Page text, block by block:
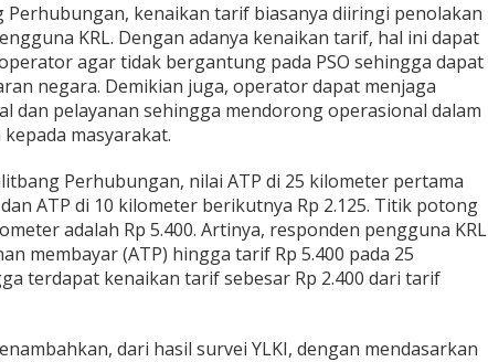
Perhubungan, kenaikan tarif biasanya diiringi penolakan
KRL. Dengan adanya kenaikan tarif, hal ini dapat
agar tidak bergantung pada PSO sehingga dapat
negara. Demikian juga, operator dapat menjaga
dan pelayanan sehingga mendorong operasional dalam
masyarakat.
Perhubungan, nilai ATP di 25 kilometer pertama
ATP di 10 kilometer berikutnya Rp 2.125. Titik potong
adalah Rp 5.400. Artinya, responden pengguna KRL
membayar (ATP) hingga tarif Rp 5.400 pada 25
terdapat kenaikan tarif sebesar Rp 2.400 dari tarif
dari hasil survei YLKI, dengan mendasarkan